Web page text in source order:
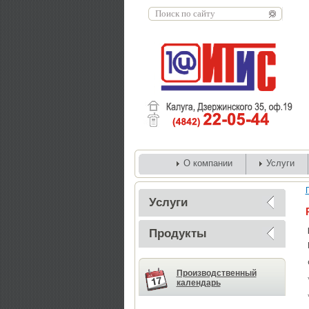
О компании Услуги
Услуги
Продукты
Производственный
календарь